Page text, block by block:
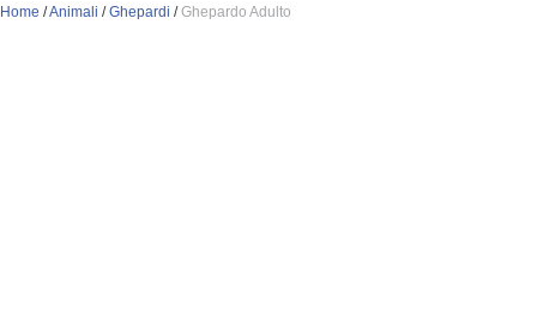
Home /Animali /Ghepardi /Ghepardo Adulto